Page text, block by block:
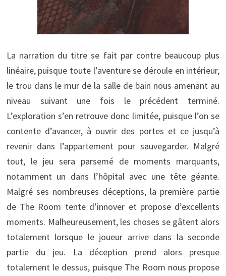
La narration du titre se fait par contre beaucoup plus
linéaire, puisque toute l’aventure se déroule en intérieur,
le trou dans le mur de la salle de bain nous amenant au
niveau suivant une fois le précédent terminé.
L’exploration s’en retrouve donc limitée, puisque l’on se
contente d’avancer, à ouvrir des portes et ce jusqu’à
revenir dans l’appartement pour sauvegarder. Malgré
tout, le jeu sera parsemé de moments marquants,
notamment un dans l’hôpital avec une tête géante.
Malgré ses nombreuses déceptions, la première partie
de The Room tente d’innover et propose d’excellents
moments. Malheureusement, les choses se gâtent alors
totalement lorsque le joueur arrive dans la seconde
partie du jeu. La déception prend alors presque
totalement le dessus, puisque The Room nous propose